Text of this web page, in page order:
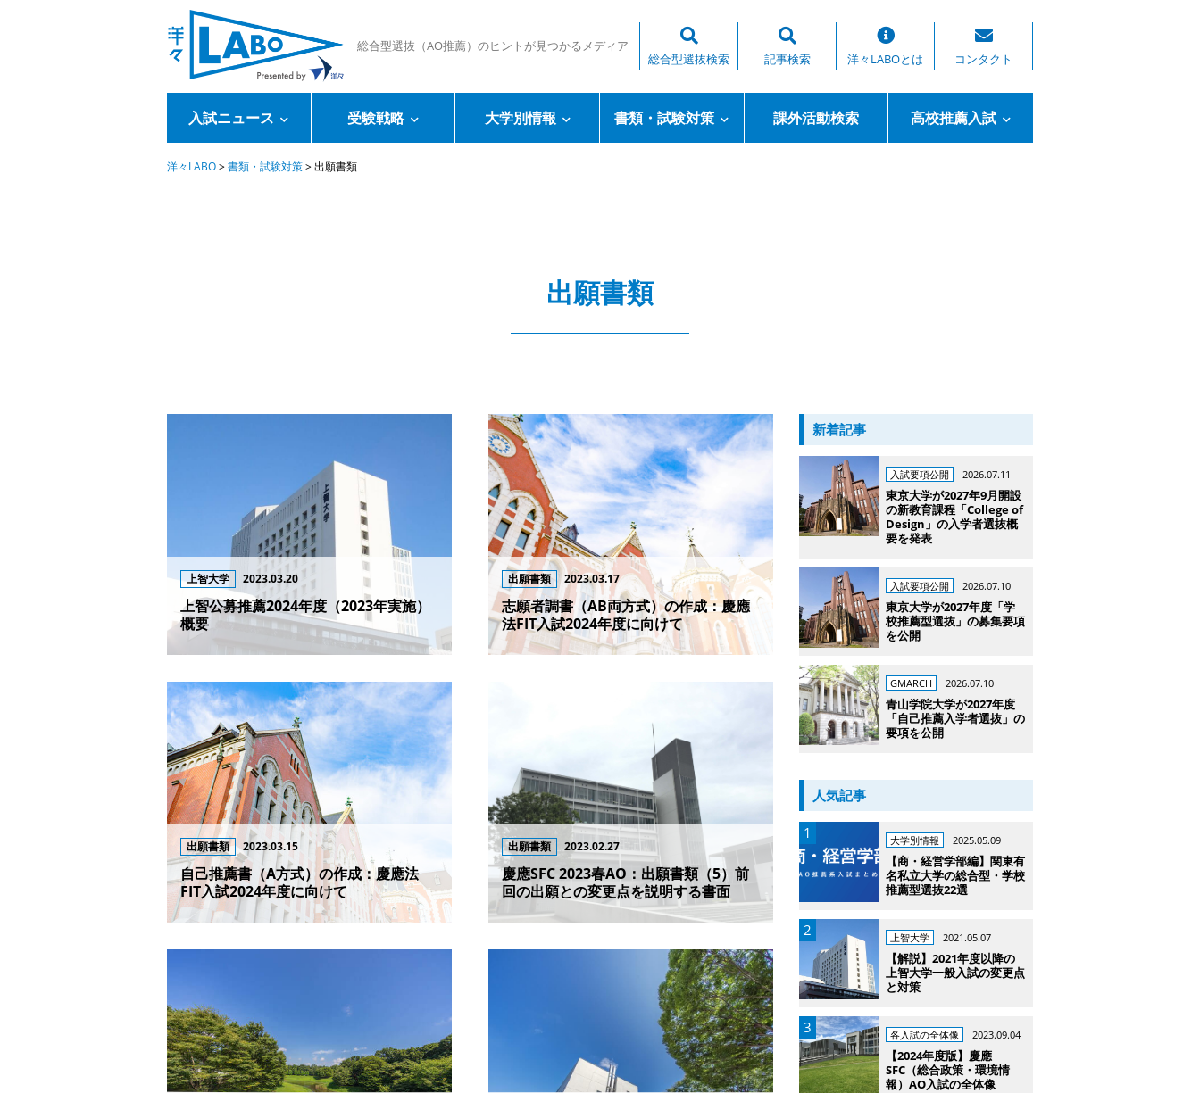
総合型選抜（AO推薦）のヒントが見つかるメディア
総合型選抜検索
記事検索 洋々LABOとは コンタクト
入試ニュース 受験戦略 大学別情報 書類・試験対策 課外活動検索 高校推薦入試
洋々LABO>書類・試験対策>出願書類
出願書類
上智大学 2023.03.20
上智公募推薦2024年度（2023年実施）
概要
出願書類 2023.03.17
志願者調書（AB両方式）の作成：慶應
法FIT入試2024年度に向けて
出願書類 2023.03.15
自己推薦書（A方式）の作成：慶應法
FIT入試2024年度に向けて
出願書類 2023.02.27
慶應SFC 2023春AO：出願書類（5）前
回の出願との変更点を説明する書面
新着記事
入試要項公開 2026.07.11
東京大学が2027年9月開設
の新教育課程「College of
Design」の入学者選抜概
要を発表
入試要項公開 2026.07.10
東京大学が2027年度「学
校推薦型選抜」の募集要項
を公開
GMARCH 2026.07.10
青山学院大学が2027年度
「自己推薦入学者選抜」の
要項を公開
人気記事
大学別情報 2025.05.09
【商・経営学部編】関東有
名私立大学の総合型・学校
推薦型選抜22選
上智大学 2021.05.07
【解説】2021年度以降の
上智大学一般入試の変更点
と対策
各入試の全体像 2023.09.04
【2024年度版】慶應
SFC（総合政策・環境情
報）AO入試の全体像